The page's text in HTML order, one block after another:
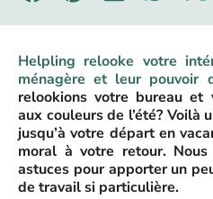
Helpling relooke votre
ménagère et leur pouvoir
relookions votre bureau
aux couleurs de l’été? Voilà
jusqu’à votre départ en
moral à votre retour.
astuces pour apporter un
de travail si particulière.